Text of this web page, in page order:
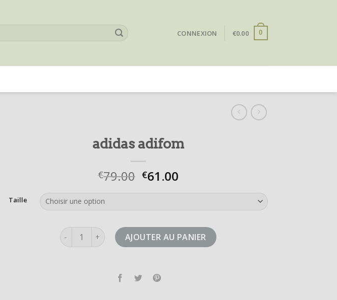
CONNEXION €0.00 0
adidas adifom
€79.00 €61.00
Taille
quantité de adidas adifomAJOUTER AU PANIER